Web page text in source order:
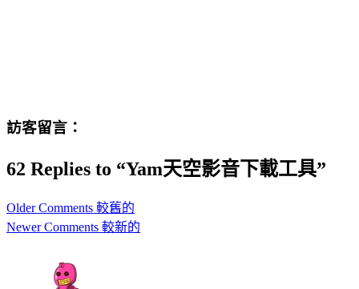
訪客留言：
62 Replies to “Yam天空影音下載工具”
Comment
navigation
Older Comments 較舊的
Newer Comments 較新的